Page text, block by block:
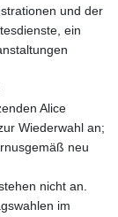
und der
ein
Alice
Wiederwahl an;
neu
nicht an.
im